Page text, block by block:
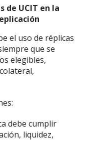
de UCIT en la
el uso de réplicas
que se
elegibles,
debe cumplir
liquidez,